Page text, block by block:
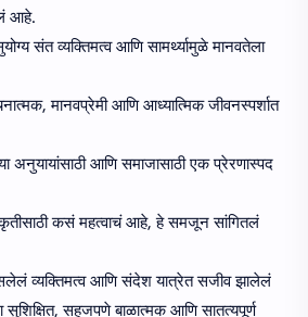
आहे.
संत व्यक्तिमत्व आणि सामर्थ्यामुळे मानवतेला
मानवप्रेमी आणि आध्यात्मिक जीवनस्पर्शात
अनुयायांसाठी आणि समाजासाठी एक प्रेरणास्पद
कसं महत्वाचं आहे, हे समजून सांगितलं
व्यक्तिमत्व आणि संदेश यात्रेत सजीव झालेलं
सहजपणे बाळात्मक आणि सातत्यपूर्ण